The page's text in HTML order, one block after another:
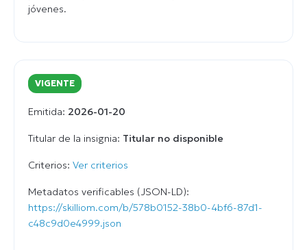
jóvenes.
VIGENTE
Emitida: 2026-01-20
Titular de la insignia: Titular no disponible
Criterios: Ver criterios
Metadatos verificables (JSON-LD):
https://skilliom.com/b/578b0152-38b0-4bf6-87d1-
c48c9d0e4999.json